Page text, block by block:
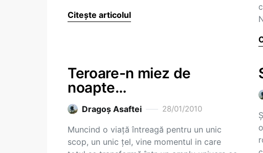
Citește articolul
Teroare-n miez de
noapte…
Dragoş Asaftei 28/01/2010
Muncind o viaţă întreagă pentru un unic
scop, un unic ţel, vine momentul in care